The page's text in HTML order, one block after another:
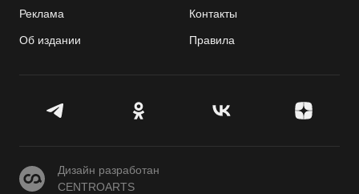
Реклама Контакты
Об издании Правила
CENTROARTS